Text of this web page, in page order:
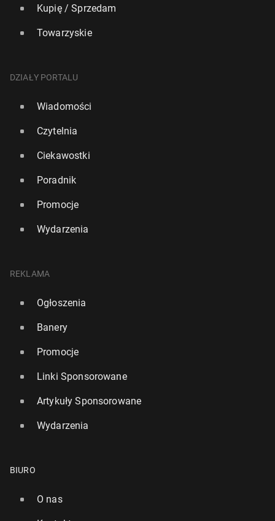
Kupię / Sprzedam
Towarzyskie
DZIAŁY PORTALU
Wiadomości
Czytelnia
Ciekawostki
Poradnik
Promocje
Wydarzenia
REKLAMA
Ogłoszenia
Banery
Promocje
Linki Sponsorowane
Artykuły Sponsorowane
Wydarzenia
BIURO
O nas